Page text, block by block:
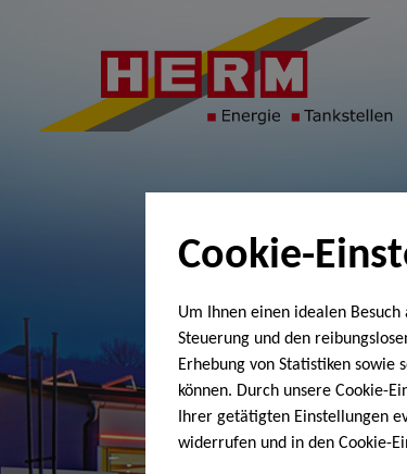
Cookie-
Um Ihnen einen idealen
Steuerung und den
Erhebung von Statistiken sowie
können. Durch unsere Cookie-
Ihrer getätigten Einstellungen
widerrufen und in den Cookie-